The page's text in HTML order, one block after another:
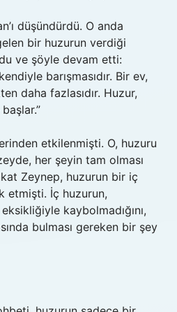
düşündürdü. O anda
bir huzurun verdiği
ve şöyle devam etti:
barışmasıdır. Bir ev,
daha fazlasıdır. Huzur,
etkilenmişti. O, huzuru
her şeyin tam olması
Zeynep, huzurun bir iç
etmişti. İç huzurun,
kaybolmadığını,
bulması gereken bir şey